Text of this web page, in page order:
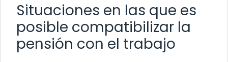
Situaciones en las que es
posible compatibilizar la
pensión con el trabajo